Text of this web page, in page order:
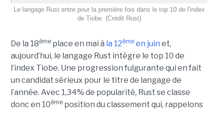
Le langage Rust entre pour la première fois dans le top 10 de l'index
de Tiobe. (Crédit Rust)
De la 18èmeplace en mai à la 12èmeen juin et,
aujourd’hui, le langage Rust intègre le top 10 de
l’index Tiobe. Une progression fulgurante qui en fait
un candidat sérieux pour le titre de langage de
l’année. Avec 1,34% de popularité, Rust se classe
donc en 10èmeposition du classement qui, rappelons